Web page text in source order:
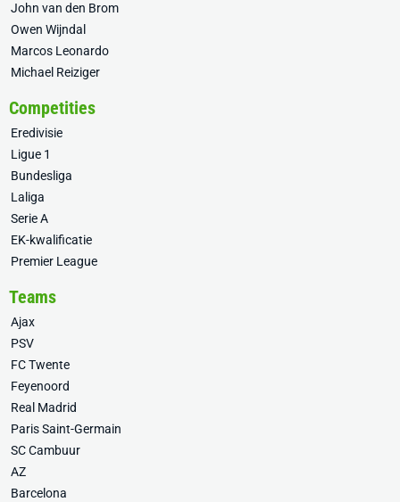
John van den Brom
Owen Wijndal
Marcos Leonardo
Michael Reiziger
Competities
Eredivisie
Ligue 1
Bundesliga
Laliga
Serie A
EK-kwalificatie
Premier League
Teams
Ajax
PSV
FC Twente
Feyenoord
Real Madrid
Paris Saint-Germain
SC Cambuur
AZ
Barcelona